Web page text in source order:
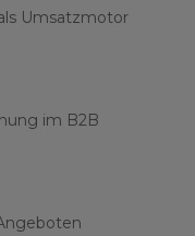
Umsatzmotor
im B2B